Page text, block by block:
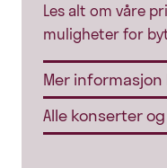
Les alt om våre
muligheter for
Mer informasjon
Alle konserter